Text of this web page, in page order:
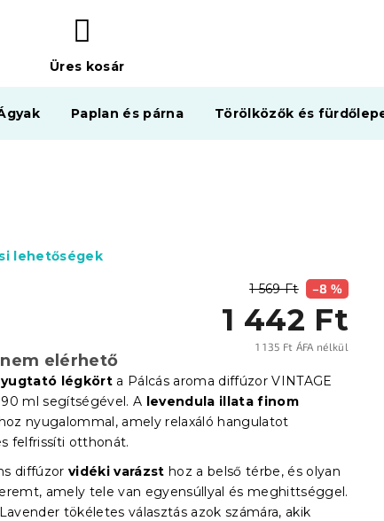
KOSÁR
Üres kosár
Paplan és párna Törölközők és
1 569 Ft –8 %
1 442 Ft
1 135 Ft ÁFA nélkül
elérhető
lehetőségek
légkört a Pálcás aroma diffúzor VINTAGE
ml segítségével. A levendula illata finom
nyugalommal, amely relaxáló hangulatot
felfrissíti otthonát.
diffúzorvidéki varázst hoz a belső térbe, és olyan
amely tele van egyensúllyal és meghittséggel.
tökéletes választás azok számára, akik